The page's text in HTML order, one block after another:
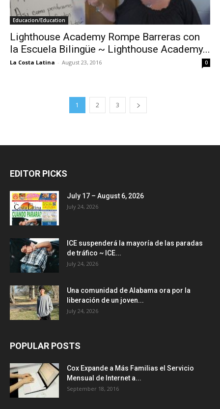
Educacion/Education
Lighthouse Academy Rompe Barreras con
la Escuela Bilingüe ~ Lighthouse Academy...
La Costa Latina - August 23, 2016 0
1 2 3
EDITOR PICKS
July 17 – August 6, 2026
July 24, 2026
ICE suspenderá la mayoría de las paradas
de tráfico ~ ICE...
July 24, 2026
Una comunidad de Alabama ora por la
liberación de un joven...
July 24, 2026
POPULAR POSTS
Cox Expande a Más Familias el Servicio
Mensual de Internet a...
September 18, 2016